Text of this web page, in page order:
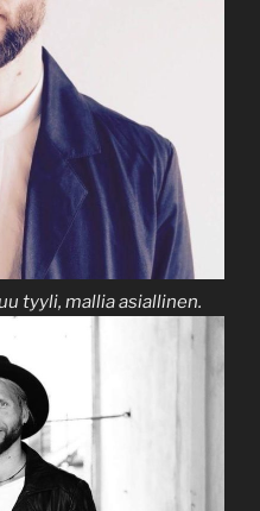
tyyli, mallia asiallinen.